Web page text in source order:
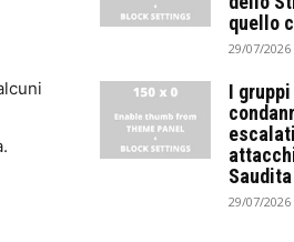
quello
29/07/2026
I
Saudita
29/07/2026